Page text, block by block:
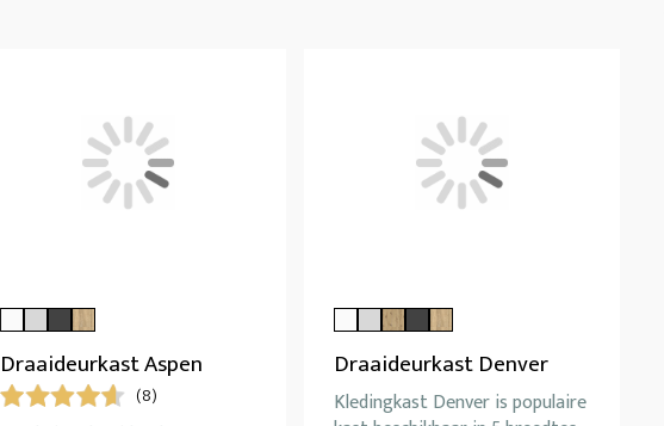
Draaideurkast Aspen
(8)
Draaideurkast Denver
Kledingkast Denver is populaire